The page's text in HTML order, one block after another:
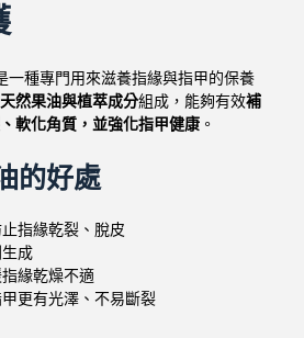
一種專門用來滋養指緣與指甲的保養
天然果油與植萃成分組成，能夠有效補
軟化角質，並強化指甲健康 。
的好處
止指緣乾裂、脫皮
生成
指緣乾燥不適
甲更有光澤、不易斷裂